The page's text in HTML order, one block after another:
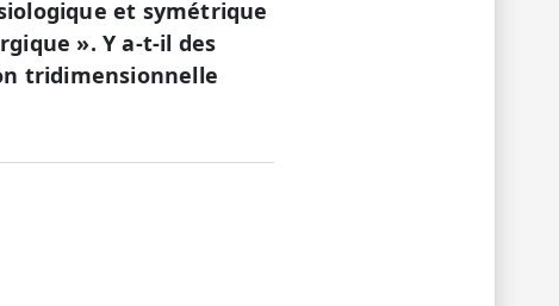
et symétrique
». Y a-t-il des
tridimensionnelle